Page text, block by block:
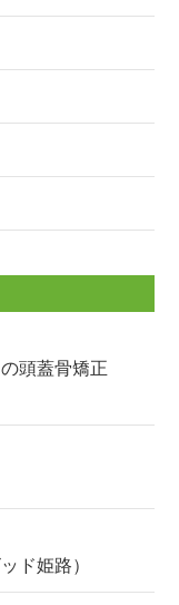
頭蓋骨矯正
ド姫路）